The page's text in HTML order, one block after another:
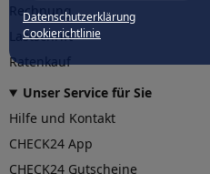
Datenschutzerklärung
Cookierichtlinie
Rechnung
Lastschrift
Ratenkauf
Unser Service für Sie
Hilfe und Kontakt
CHECK24 App
CHECK24 Gutscheine